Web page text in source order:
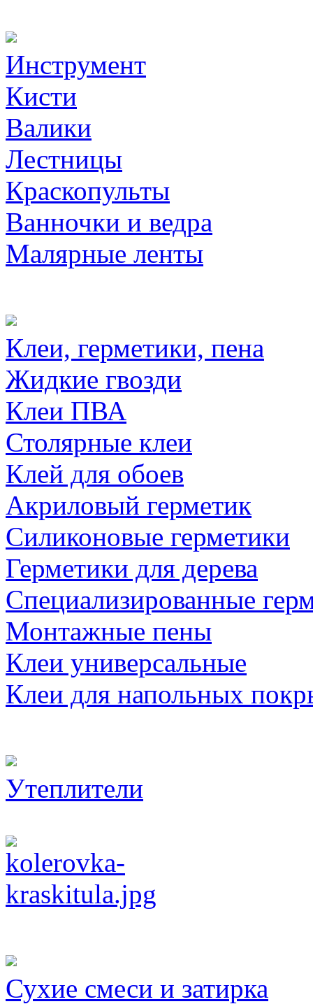
Инструмент
Кисти
Валики
Лестницы
Краскопульты
Ванночки и ведра
Малярные ленты
Клеи, герметики, пена
Жидкие гвозди
Клеи ПВА
Столярные клеи
Клей для обоев
Акриловый герметик
Силиконовые герметики
Герметики для дерева
Специализированные
Монтажные пены
Клеи универсальные
Клеи для напольных
Утеплители
Сухие смеси и затирка